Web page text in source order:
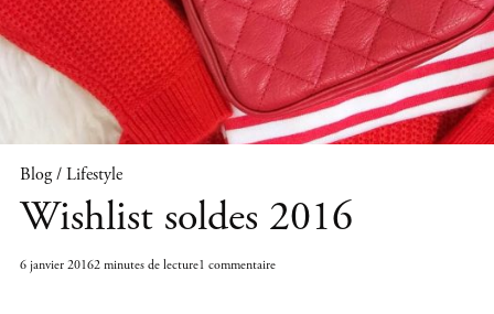
Blog / Lifestyle
Wishlist soldes 2016
6 janvier 20162 minutes de lecture1 commentaire